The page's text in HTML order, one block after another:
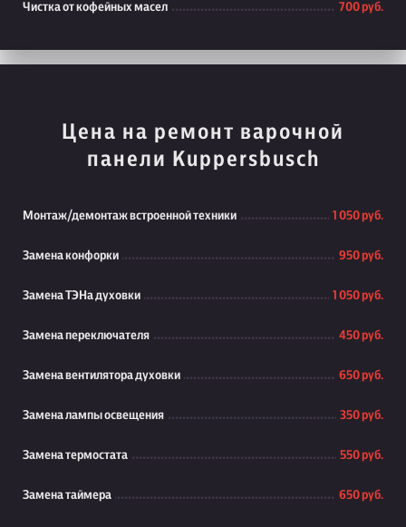
Чистка от кофейных масел 700 руб.
Цена на ремонт варочной
панели Kuppersbusch
Монтаж/демонтаж встроенной техники 1 050 руб.
Замена конфорки 950 руб.
Замена ТЭНа духовки 1 050 руб.
Замена переключателя 450 руб.
Замена вентилятора духовки 650 руб.
Замена лампы освещения 350 руб.
Замена термостата 550 руб.
Замена таймера 650 руб.